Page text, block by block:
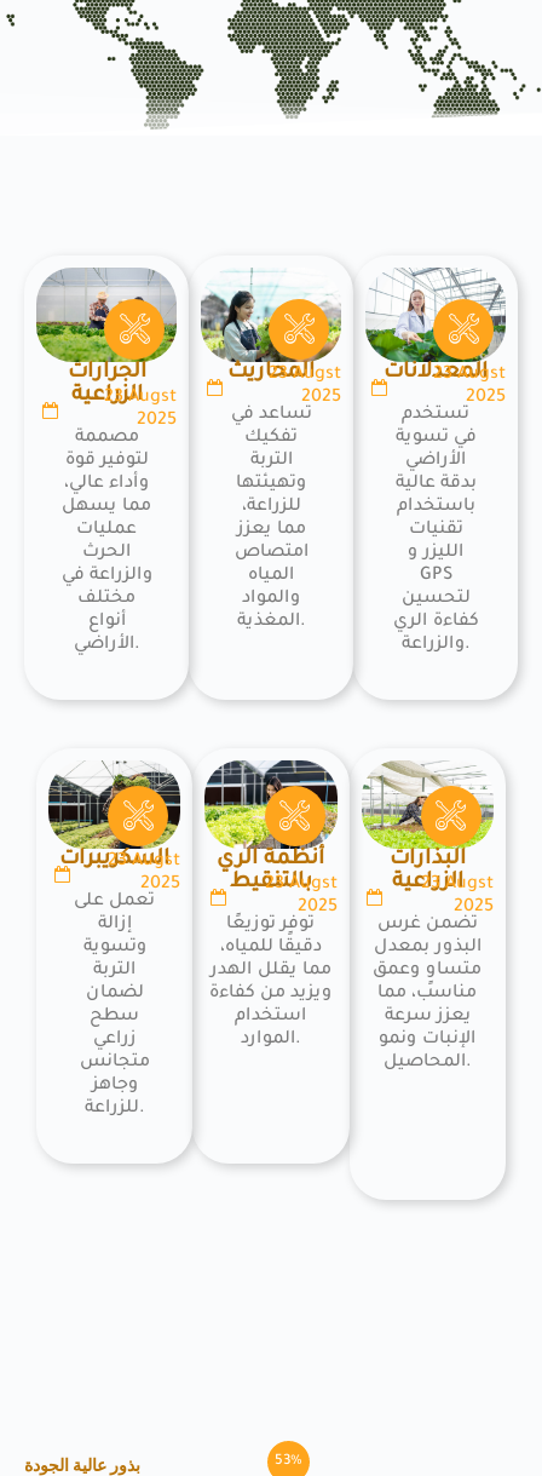
الجرارات
الزراعية
23 Augst
2025
مصممة
لتوفير قوة
وأداء عالي،
مما يسهل
عمليات
الحرث
والزراعة في
مختلف
أنواع
الأراضي.
المحاريث
23 Augst
2025
تساعد في
تفكيك
التربة
وتهيئتها
للزراعة،
مما يعزز
امتصاص
المياه
والمواد
المغذية.
المعدلانات
23 Augst
2025
تستخدم
في تسوية
الأراضي
بدقة عالية
باستخدام
تقنيات
الليزر و
GPS
لتحسين
كفاءة الري
والزراعة.
السكريبرات
23 Augst
2025
تعمل على
إزالة
وتسوية
التربة
لضمان
سطح
زراعي
متجانس
وجاهز
للزراعة.
أنظمة الري
بالتنقيط
23 Augst
2025
توفر توزيعًا
دقيقًا للمياه،
مما يقلل الهدر
ويزيد من كفاءة
استخدام
الموارد.
البذارات
الزراعية
23 Augst
2025
تضمن غرس
البذور بمعدل
متساوٍ وعمق
مناسب، مما
يعزز سرعة
الإنبات ونمو
المحاصيل.
بذور عالية الجودة